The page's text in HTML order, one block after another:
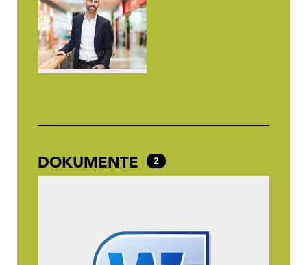
DOKUMENTE 2